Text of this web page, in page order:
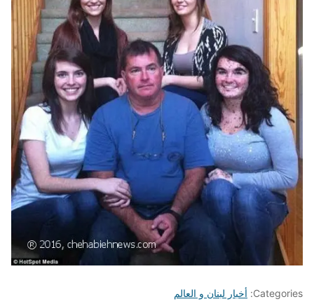
Categories: أخبار لبنان و العالم